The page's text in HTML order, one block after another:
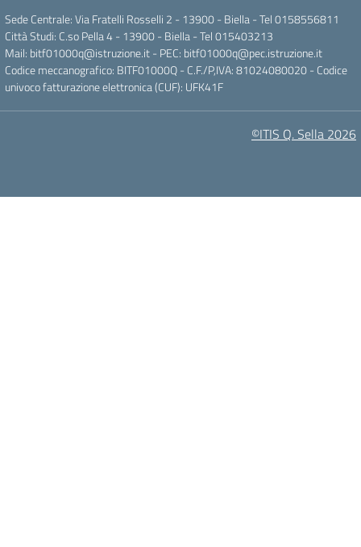
Sede Centrale: Via Fratelli Rosselli 2 - 13900 - Biella - Tel 0158556811
Città Studi: C.so Pella 4 - 13900 - Biella - Tel 015403213
Mail: bitf01000q@istruzione.it- PEC: bitf01000q@pec.istruzione.it
Codice meccanografico: BITF01000Q - C.F./P,IVA: 81024080020 - Codice
univoco fatturazione elettronica (CUF): UFK41F
©ITIS Q. Sella 2026